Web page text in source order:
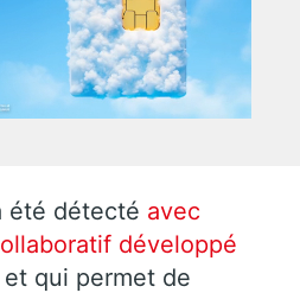
été détecté avec
développé
et qui permet de